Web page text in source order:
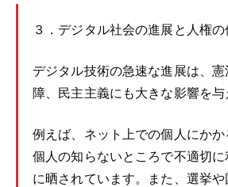
３．デジタル社会の進展と人権
デジタル技術の急速な進展は、
障、民主主義にも大きな影響を与
例えば、ネット上での個人にか
個人の知らないところで不適切
に晒されています。また、選挙